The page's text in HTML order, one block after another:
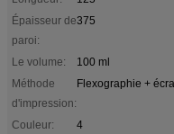
Épaisseur de
paroi:
375
Le volume:
100 ml
Méthode
d'impression:
Flexographie +
Couleur:
4